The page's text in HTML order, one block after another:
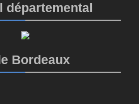
départemental
Bordeaux